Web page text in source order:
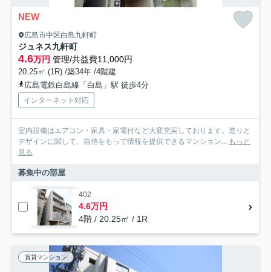
NEW
広島市中区白島九軒町
ジュネス九軒町
4.6万円 管理/共益費11,000円
20.25㎡ (1R) /築34年 /4階建
広島電鉄白島線「白島」駅 徒歩4分
インターネット対応
室内設備はエアコン・家具・家電付など大変充実しております。造りと
デザインに関して、自信をもって情報を提供できるマンション... もっと
見る
募集中の部屋
402
4.6万円
4階 / 20.25㎡ / 1R
賃貸マンション